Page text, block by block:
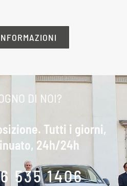
DI NOI?
Tutti i giorni,
24h/24h
535 1406